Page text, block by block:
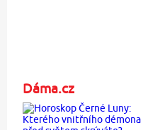
Dáma.cz